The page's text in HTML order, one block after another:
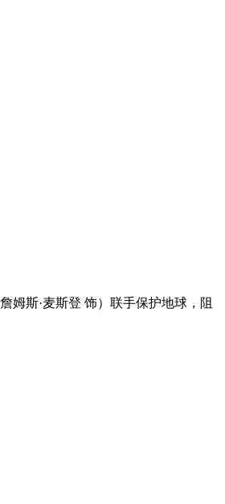
斯·麦斯登 饰）联手保护地球，阻